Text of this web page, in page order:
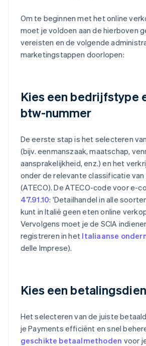
Om te beginnen met het online
moet je voldoen aan de hierboven
vereisten en de volgende
marketingstappen doorlopen:
Kies een bedrijfstype
btw-nummer
De eerste stap is het selecteren
(bijv. eenmanszaak, maatschap,
aansprakelijkheid, enz.) en het
onder de relevante classificatie
(ATECO). De ATECO-code voor e-
47.91.10: 'Detailhandel in alle
kunt in Italië geen eten online
Vervolgens moet je de SCIA
registreren in het Italiaanse
delle Imprese).
Kies een
Het selecteren van de juiste
je Payments efficiënt en snel
geschikte betaalmethoden voor